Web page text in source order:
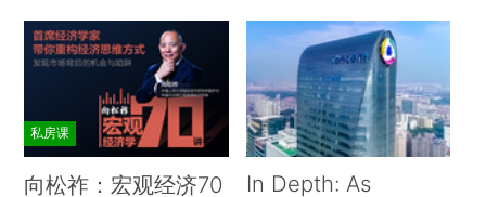
私房课
向松祚：宏观经济70
In Depth: As